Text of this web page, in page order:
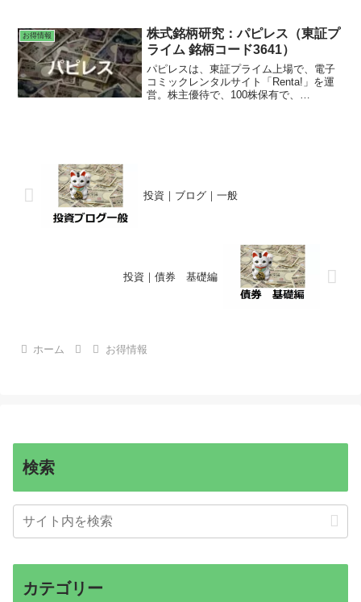
お得情報
株式銘柄研究：パピレス（東証プ
ライム 銘柄コード3641）
パピレスは、東証プライム上場で、電子
コミックレンタルサイト「Renta!」を運
営。株主優待で、100株保有で、
投資｜ブログ｜一般
投資｜債券 基礎編
ホーム お得情報
検索
カテゴリー